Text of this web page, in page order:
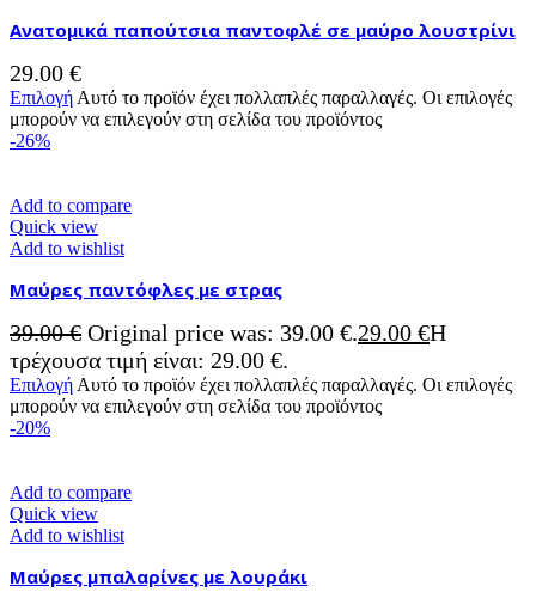
Ανατομικά παπούτσια παντοφλέ σε μαύρο λουστρίνι
29.00 €
Επιλογή Αυτό το προϊόν έχει πολλαπλές παραλλαγές. Οι επιλογές
μπορούν να επιλεγούν στη σελίδα του προϊόντος
-26%
Add to compare
Quick view
Add to wishlist
Μαύρες παντόφλες με στρας
39.00€ Original price was: 39.00 €.29.00 €Η
τρέχουσα τιμή είναι: 29.00 €.
Επιλογή Αυτό το προϊόν έχει πολλαπλές παραλλαγές. Οι επιλογές
μπορούν να επιλεγούν στη σελίδα του προϊόντος
-20%
Add to compare
Quick view
Add to wishlist
Μαύρες μπαλαρίνες με λουράκι